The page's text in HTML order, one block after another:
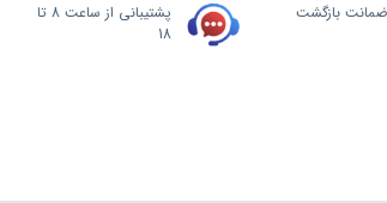
ضمانت بازگشت
پشتیبانی از ساعت 8 تا
18